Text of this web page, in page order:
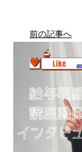
前の記事へ